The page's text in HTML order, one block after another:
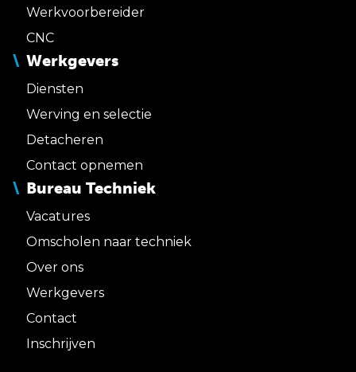
Werkvoorbereider
CNC
Werkgevers
Diensten
Werving en selectie
Detacheren
Contact opnemen
Bureau Techniek
Vacatures
Omscholen naar techniek
Over ons
Werkgevers
Contact
Inschrijven